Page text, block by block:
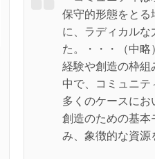
保守的形態をとる
に、ラディカルな
た。・・・（中略
経験や創造の枠組
中で、コミュニテ
多くのケースに
創造のための基本
み、象徴的な資源